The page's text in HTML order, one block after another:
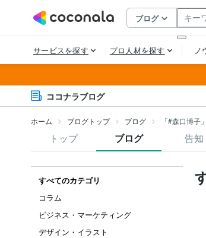
ココナラブログ
ホーム ブログトップ ブログ 「#森口博子
トップ ブログ 告知
すべてのカテゴリ
コラム
ビジネス・マーケティング
デザイン・イラスト